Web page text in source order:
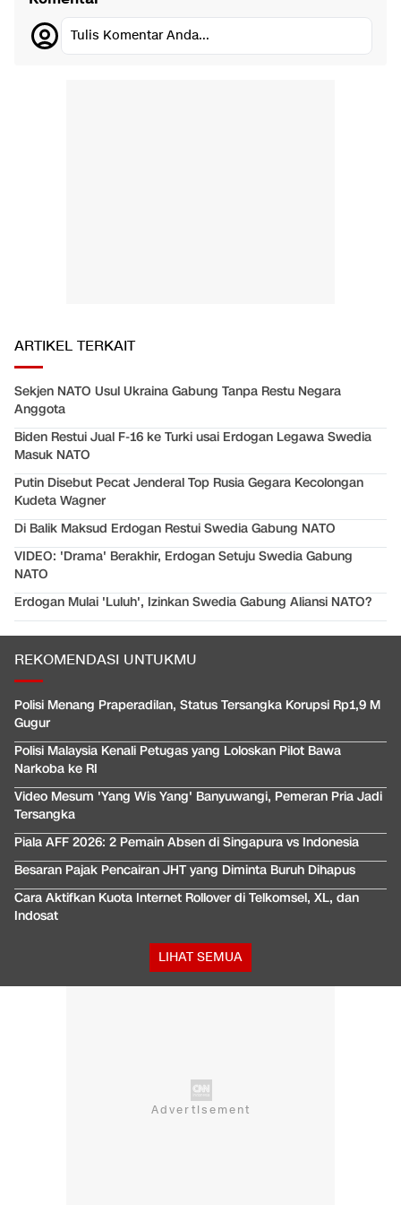
Tulis Komentar Anda...
ARTIKEL TERKAIT
Sekjen NATO Usul Ukraina Gabung Tanpa Restu Negara
Anggota
Biden Restui Jual F-16 ke Turki usai Erdogan Legawa Swedia
Masuk NATO
Putin Disebut Pecat Jenderal Top Rusia Gegara Kecolongan
Kudeta Wagner
Di Balik Maksud Erdogan Restui Swedia Gabung NATO
VIDEO: 'Drama' Berakhir, Erdogan Setuju Swedia Gabung
NATO
Erdogan Mulai 'Luluh', Izinkan Swedia Gabung Aliansi NATO?
REKOMENDASI UNTUKMU
Polisi Menang Praperadilan, Status Tersangka Korupsi Rp1,9 M
Gugur
Polisi Malaysia Kenali Petugas yang Loloskan Pilot Bawa
Narkoba ke RI
Video Mesum 'Yang Wis Yang' Banyuwangi, Pemeran Pria Jadi
Tersangka
Piala AFF 2026: 2 Pemain Absen di Singapura vs Indonesia
Besaran Pajak Pencairan JHT yang Diminta Buruh Dihapus
Cara Aktifkan Kuota Internet Rollover di Telkomsel, XL, dan
Indosat
LIHAT SEMUA